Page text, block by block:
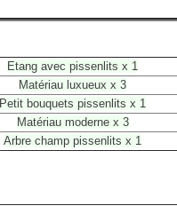
Etang avec pissenlits x 1
Matériau luxueux x 3
Petit bouquets pissenlits x 1
Matériau moderne x 3
Arbre champ pissenlits x 1